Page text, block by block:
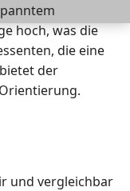
hoch, was die
die eine
der
und vergleichbar